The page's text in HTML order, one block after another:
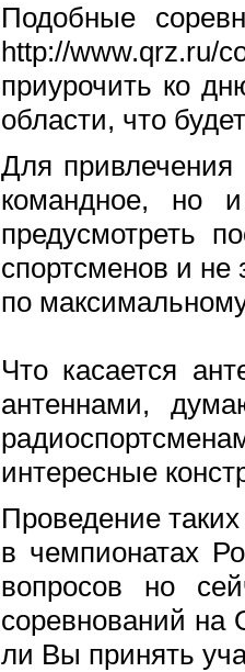
Подобные
http://www.qrz.ru/
приурочить ко
области, что
Для привлечения
командное, но
предусмотреть
спортсменов и не
по
Что касается
антеннами,
интересные
Проведение
в чемпионатах
вопросов но
соревнований на
ли Вы принять